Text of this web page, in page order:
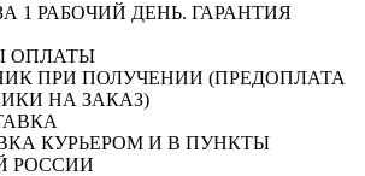
1 РАБОЧИЙ ДЕНЬ. ГАРАНТИЯ
ПРИ ПОЛУЧЕНИИ (ПРЕДОПЛАТА
НА ЗАКАЗ)
КУРЬЕРОМ И В ПУНКТЫ
РОССИИ